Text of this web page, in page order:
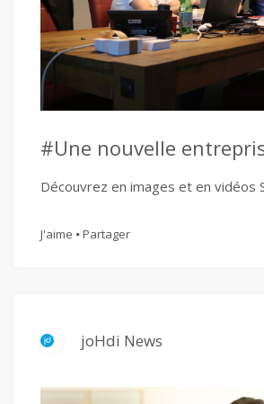
#Une nouvelle
Découvrez en images et en vidéos
J'aime Partager
joHdi News